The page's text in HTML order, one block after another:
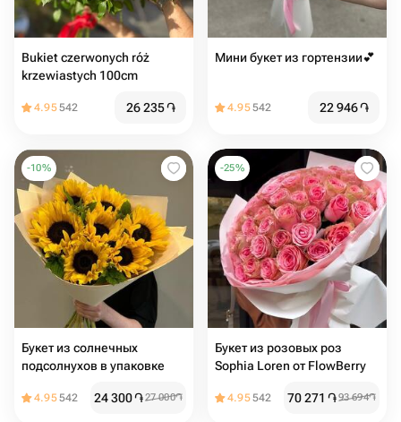
Bukiet czerwonych róż
krzewiastych 100cm
4.95542 26 235֏
Мини букет из гортензии💕
4.95542 22 946֏
-10%
Букет из солнечных
подсолнухов в упаковке
4.95542 24 300֏27 000֏
-25%
Букет из розовых роз
Sophia Loren от FlowBerry
4.95542 70 271 ֏93 694֏